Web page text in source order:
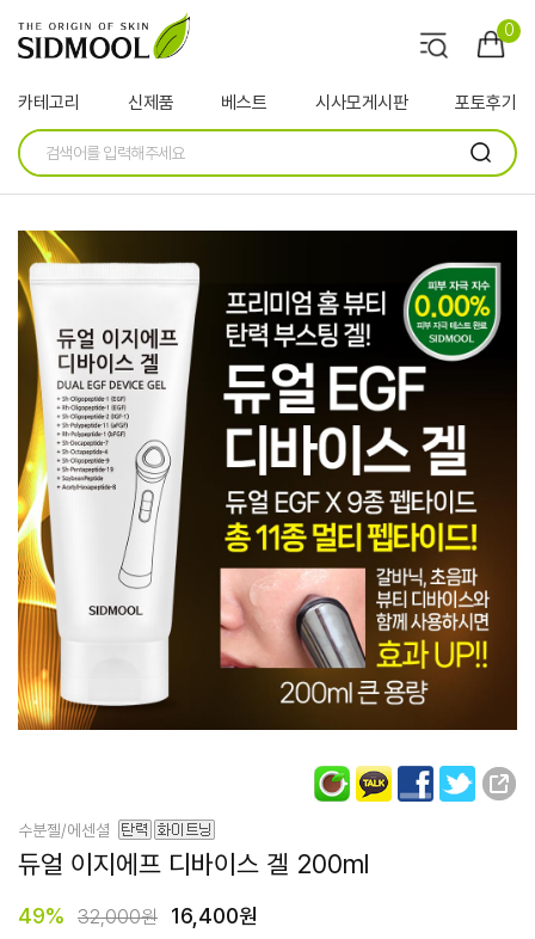
0
카테고리 신제품 베스트 시사모게시판 포토후기
수분젤/에센셜
듀얼 이지에프 디바이스 겔 200ml
49% 32,000원 16,400원